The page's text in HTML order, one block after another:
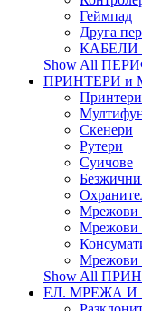
Геймпад
Друга
КАБЕЛИ
Show All
ПРИНТЕРИ и
Принтери
Скенери
Рутери
Суичове
Безжични
Мрежови
Мрежови
Мрежови
Show All
ЕЛ. МРЕЖА И